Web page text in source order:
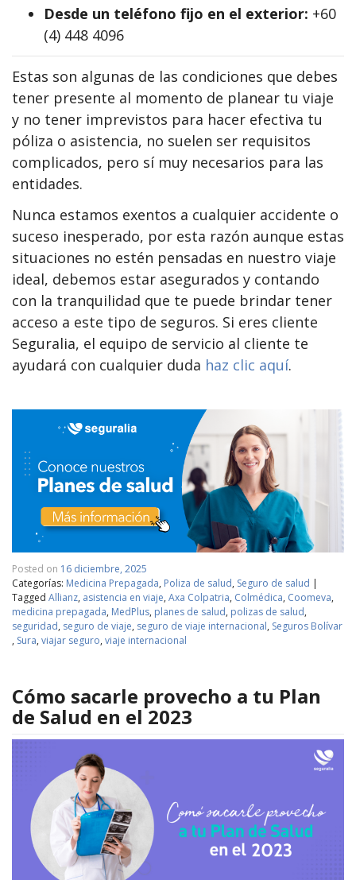
Desde un teléfono fijo en el exterior: +60
(4) 448 4096
Estas son algunas de las condiciones que debes
tener presente al momento de planear tu viaje
y no tener imprevistos para hacer efectiva tu
póliza o asistencia, no suelen ser requisitos
complicados, pero sí muy necesarios para las
entidades.
Nunca estamos exentos a cualquier accidente o
suceso inesperado, por esta razón aunque estas
situaciones no estén pensadas en nuestro viaje
ideal, debemos estar asegurados y contando
con la tranquilidad que te puede brindar tener
acceso a este tipo de seguros. Si eres cliente
Seguralia, el equipo de servicio al cliente te
ayudará con cualquier duda haz clic aquí.
Posted on 16 diciembre, 2025
Categorías: Medicina Prepagada, Poliza de salud, Seguro de salud |
Tagged Allianz, asistencia en viaje, Axa Colpatria, Colmédica, Coomeva,
medicina prepagada, MedPlus, planes de salud, polizas de salud,
seguridad, seguro de viaje, seguro de viaje internacional, Seguros Bolívar
, Sura, viajar seguro, viaje internacional
Cómo sacarle provecho a tu Plan
de Salud en el 2023